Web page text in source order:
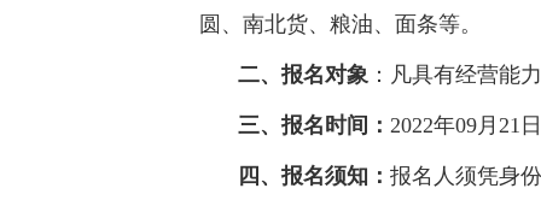
圆、南北货、粮油、面条等。
二、报名对象 ：凡具有经营能
三、报名时间：2022年09月21
四、报名须知：报名人须凭身